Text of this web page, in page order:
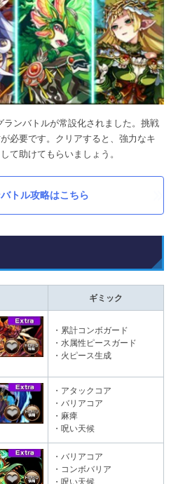
ランバトルが常設化されました。挑戦
必要です。クリアすると、強力なキ
て助けてもらいましょう。
トル攻略はこちら
ギミック
・累計コンボガード
・水属性ピースガード
・火ピース生成
・アタックコア
・バリアコア
・麻痺
・呪い天候
・バリアコア
・コンボバリア
・呪い天候